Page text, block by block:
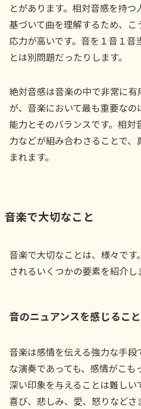
とがあります。相対音感を持つ
基づいて曲を理解するため、こ
応力が高いです。音を１音１音
とは別問題だったりします。
絶対音感は音楽の中で非常に有
が、音楽において最も重要なの
能力とそのバランスです。相対
力などが組み合わさることで、
まれます。
音楽で大切なこと
音楽で大切なことは、様々です
されるいくつかの要素を紹介し
音のニュアンスを感じること
音楽は感情を伝える強力な手段
な演奏であっても、感情がこも
深い印象を与えることは難しい
喜び、悲しみ、愛、怒りなどさ